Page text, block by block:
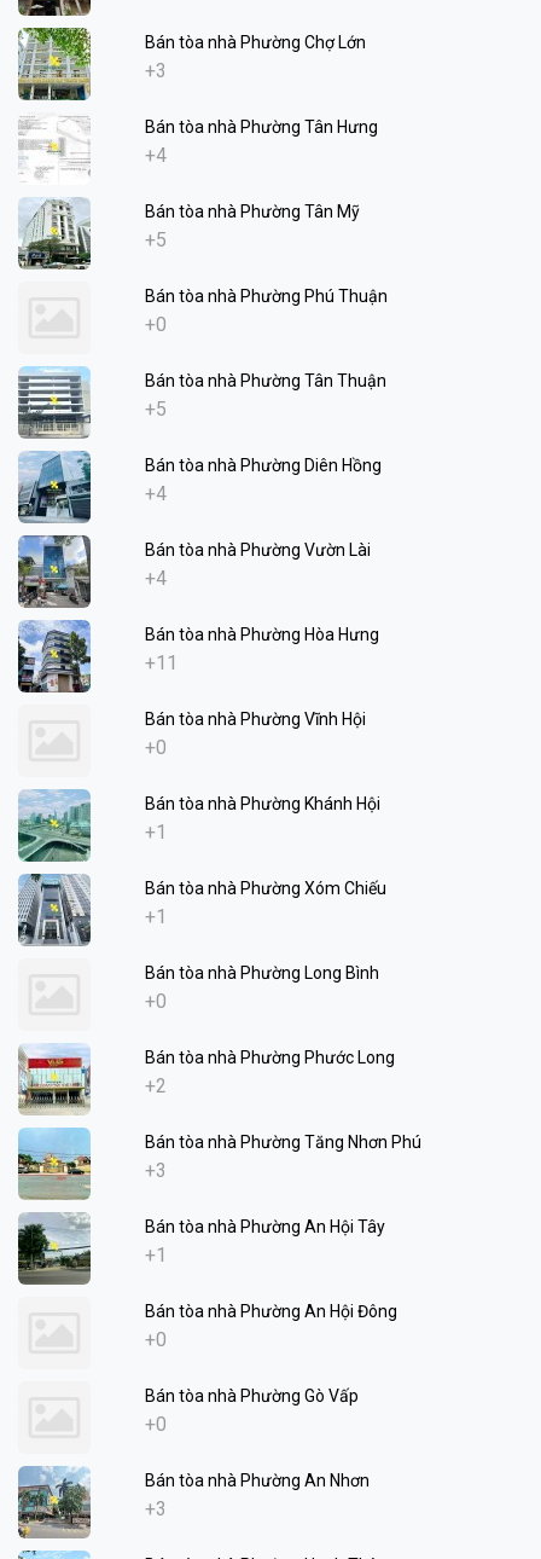
Bán tòa nhà Phường Chợ Lớn
+3
Bán tòa nhà Phường Tân Hưng
+4
Bán tòa nhà Phường Tân Mỹ
+5
Bán tòa nhà Phường Phú Thuận
+0
Bán tòa nhà Phường Tân Thuận
+5
Bán tòa nhà Phường Diên Hồng
+4
Bán tòa nhà Phường Vườn Lài
+4
Bán tòa nhà Phường Hòa Hưng
+11
Bán tòa nhà Phường Vĩnh Hội
+0
Bán tòa nhà Phường Khánh Hội
+1
Bán tòa nhà Phường Xóm Chiếu
+1
Bán tòa nhà Phường Long Bình
+0
Bán tòa nhà Phường Phước Long
+2
Bán tòa nhà Phường Tăng Nhơn Phú
+3
Bán tòa nhà Phường An Hội Tây
+1
Bán tòa nhà Phường An Hội Đông
+0
Bán tòa nhà Phường Gò Vấp
+0
Bán tòa nhà Phường An Nhơn
+3